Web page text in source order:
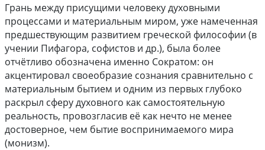
Грань между присущими человеку духовными
процессами и материальным миром, уже намеченная
предшествующим развитием греческой философии (в
учении Пифагора, софистов и др.), была более
отчётливо обозначена именно Сократом: он
акцентировал своеобразие сознания сравнительно с
материальным бытием и одним из первых глубоко
раскрыл сферу духовного как самостоятельную
реальность, провозгласив её как нечто не менее
достоверное, чем бытие воспринимаемого мира
(монизм).